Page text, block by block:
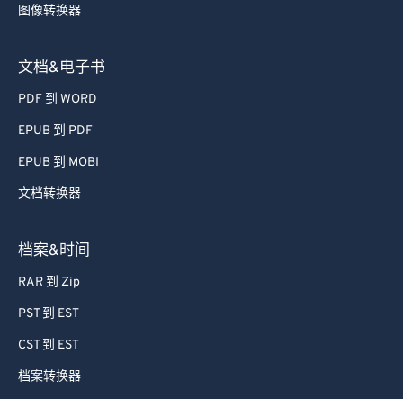
图像转换器
文档&电子书
PDF 到 WORD
EPUB 到 PDF
EPUB 到 MOBI
文档转换器
档案&时间
RAR 到 Zip
PST 到 EST
CST 到 EST
档案转换器